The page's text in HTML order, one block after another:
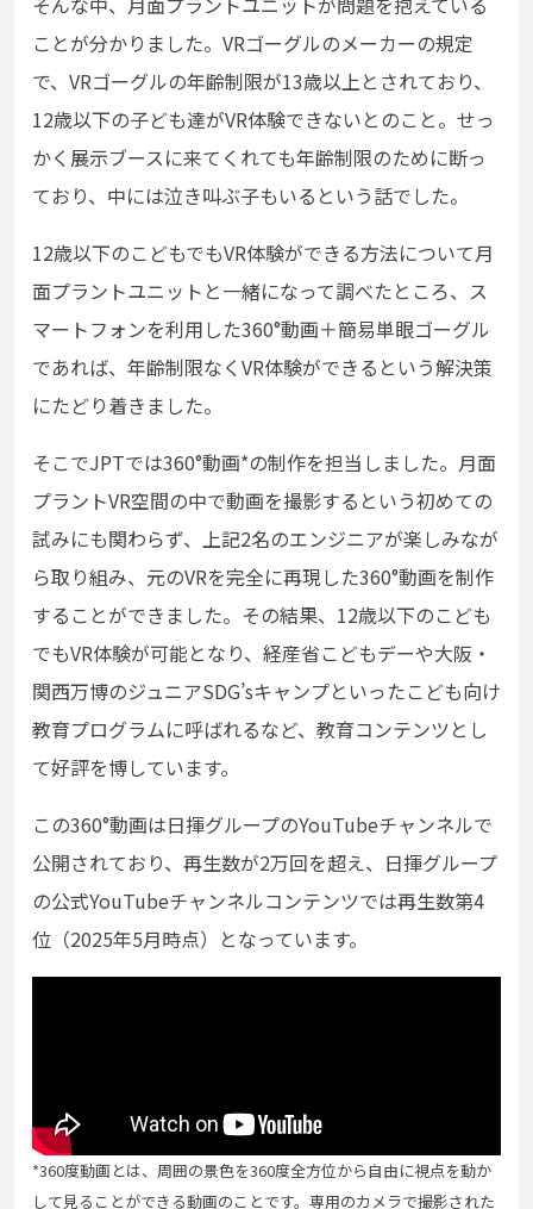
ことが分かりました。VRゴーグルのメーカーの規定
で、VRゴーグルの年齢制限が13歳以上とされており、
12歳以下の子ども達がVR体験できないとのこと。せっ
かく展示ブースに来てくれても年齢制限のために断っ
ており、中には泣き叫ぶ子もいるという話でした。
12歳以下のこどもでもVR体験ができる方法について月
面プラントユニットと一緒になって調べたところ、ス
マートフォンを利用した360°動画＋簡易単眼ゴーグル
であれば、年齢制限なくVR体験ができるという解決策
にたどり着きました。
そこでJPTでは360°動画*の制作を担当しました。月面
プラントVR空間の中で動画を撮影するという初めての
試みにも関わらず、上記2名のエンジニアが楽しみなが
ら取り組み、元のVRを完全に再現した360°動画を制作
することができました。その結果、12歳以下のこども
でもVR体験が可能となり、経産省こどもデーや大阪・
関西万博のジュニアSDG’sキャンプといったこども向け
教育プログラムに呼ばれるなど、教育コンテンツとし
て好評を博しています。
この360°動画は日揮グループのYouTubeチャンネルで
公開されており、再生数が2万回を超え、日揮グループ
の公式YouTubeチャンネルコンテンツでは再生数第4
位（2025年5月時点）となっています。
*360度動画とは、周囲の景色を360度全方位から自由に視点を動か
して見ることができる動画のことです。専用のカメラで撮影された